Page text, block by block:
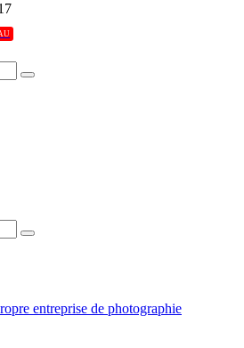
Search
Search
entreprise de photographie